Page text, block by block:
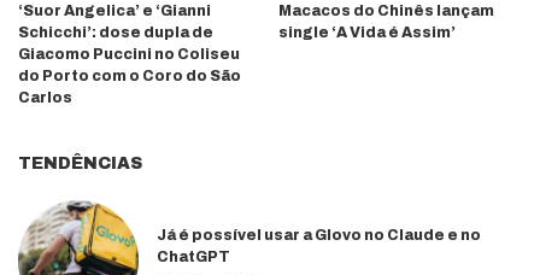
‘Suor Angelica’ e ‘Gianni
Schicchi’: dose dupla de
Giacomo Puccini no Coliseu
do Porto com o Coro do São
Carlos
Macacos do Chinês lançam
single ‘A Vida é Assim’
TENDÊNCIAS
Já é possível usar a Glovo no Claude e no
ChatGPT